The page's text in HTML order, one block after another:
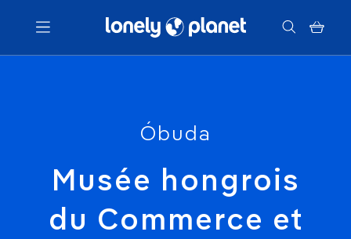
Menu
Votre recherche
Óbuda
Musée hongrois
du Commerce et